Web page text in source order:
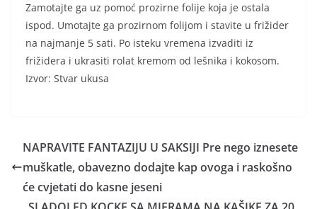
Zamotajte ga uz pomoć prozirne folije koja je ostala
ispod. Umotajte ga prozirnom folijom i stavite u frižider
na najmanje 5 sati. Po isteku vremena izvaditi iz
frižidera i ukrasiti rolat kremom od lešnika i kokosom.
Izvor: Stvar ukusa
NAPRAVITE FANTAZIJU U SAKSIJI Pre nego iznesete
muškatle, obavezno dodajte kap ovoga i raskošno
će cvjetati do kasne jeseni